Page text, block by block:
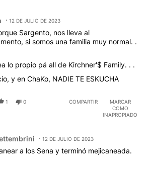
12 DE JULIO DE 2023
Sargento, nos lleva al
si somos una familia muy normal. .
lo propio pá all de Kirchner'$ Family. . .
y en ChaKo, NADIE TE ESKUCHA
1 0 COMPARTIR
MARCAR
COMO
INAPROPIADO
12 DE JULIO DE 2023
a los Sena y terminó mejicaneada.